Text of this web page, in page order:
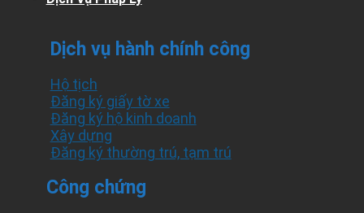
Dịch vụ hành chính công
Hộ tịch
Đăng ký giấy tờ xe
Đăng ký hộ kinh doanh
Xây dựng
Đăng ký thường trú, tạm trú
Công chứng